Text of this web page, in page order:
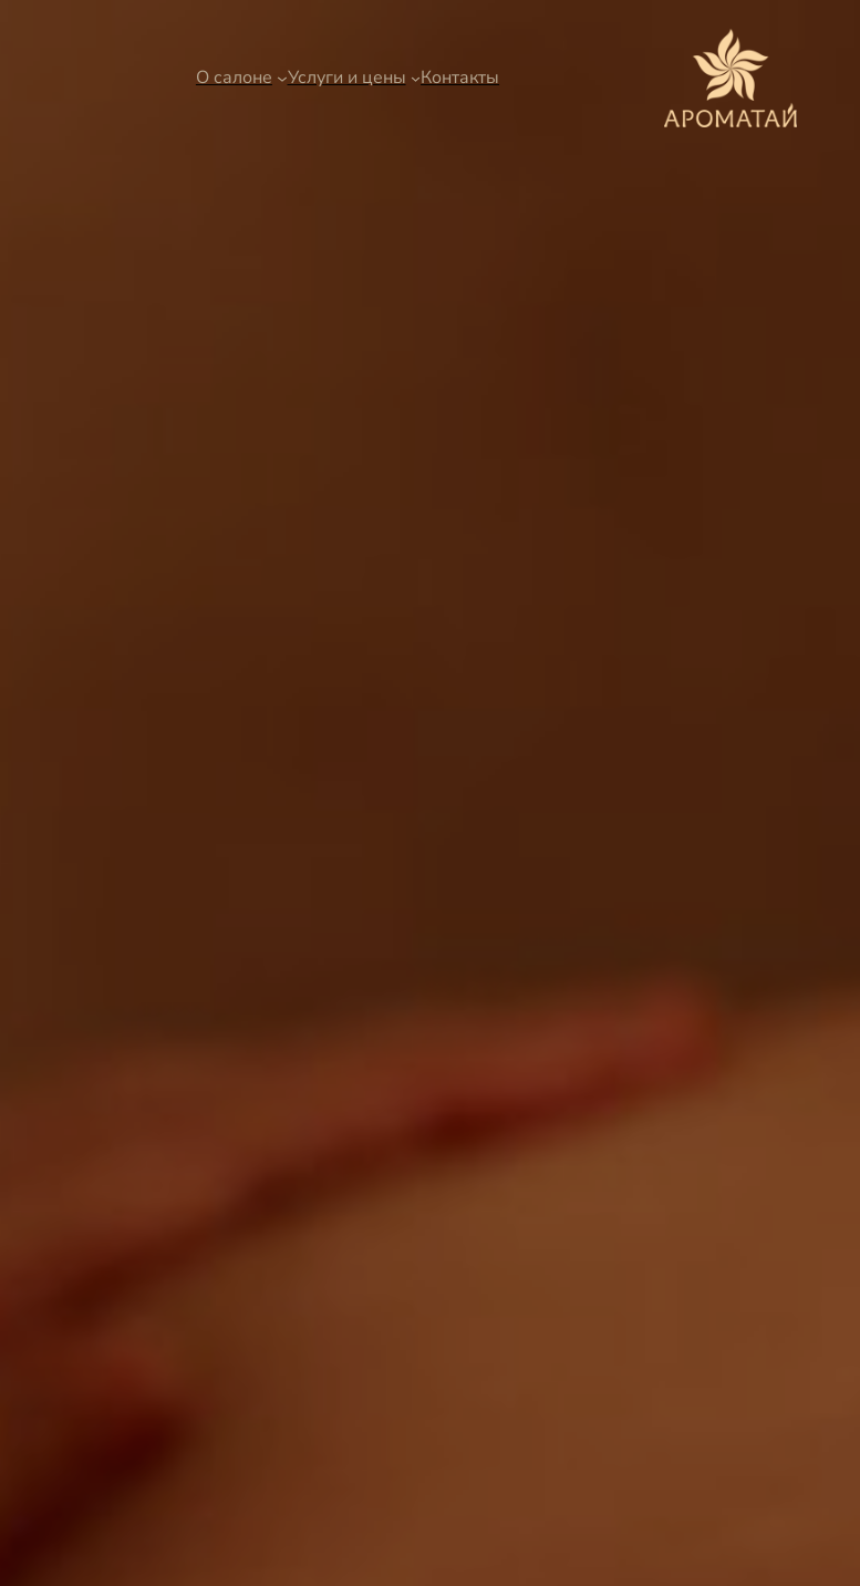
О салоне Услуги и цены Контакты